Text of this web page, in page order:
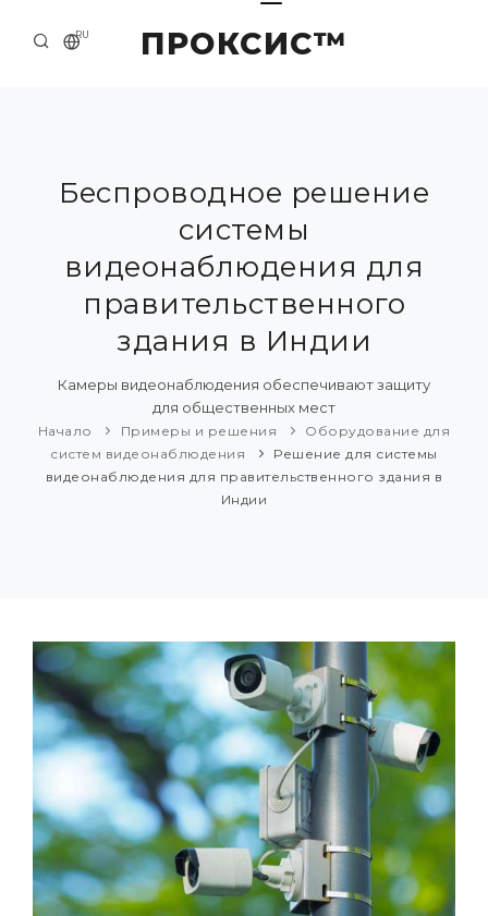
ПРОКСИС™
RU
О КОМПАНИИ
ПРИМЕРЫ И РЕШЕНИЯ
КАТАЛОГ ПРОДУКЦИИ
ПРЕСС-ЦЕНТР
Беспроводное решение
системы
видеонаблюдения для
правительственного
здания в Индии
Камеры видеонаблюдения обеспечивают защиту
для общественных мест
Начало Примеры и решения
Оборудование для
систем видеонаблюдения
Решение для системы
видеонаблюдения для правительственного здания в
Индии